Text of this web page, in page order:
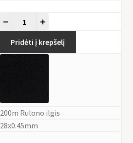
Pridėti į krepšelį
200m Rulono ilgis
28x0.45mm